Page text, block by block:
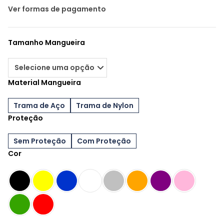
Ver formas de pagamento
Tamanho Mangueira
Material Mangueira
Trama de Aço
Trama de Nylon
Proteção
Sem Proteção
Com Proteção
Cor